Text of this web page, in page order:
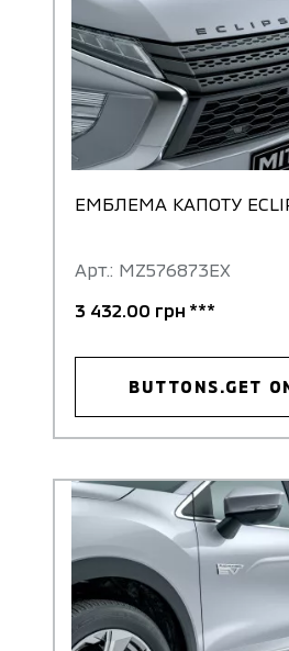
ЕМБЛЕМА КАПОТУ
Арт.: MZ576873EX
3 432.00 грн ***
BUTTONS.GET